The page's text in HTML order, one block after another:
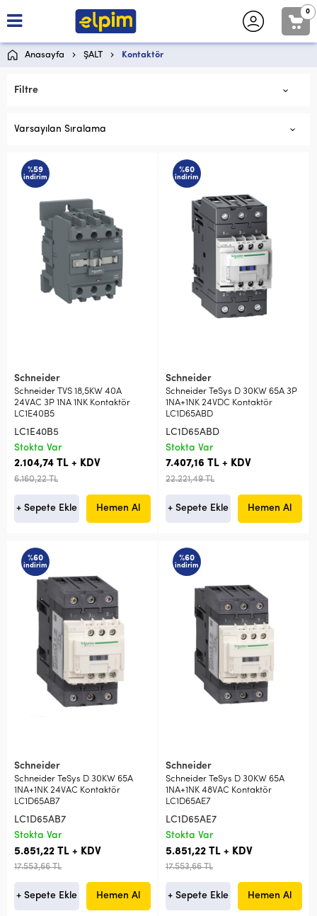
0
Anasayfa ŞALT Kontaktör
Filtre
Varsayılan Sıralama
%59
indirim
Schneider
Schneider TVS 18,5KW 40A
24VAC 3P 1NA 1NK Kontaktör
LC1E40B5
LC1E40B5
Stokta Var
2.104,74 TL + KDV
6.160,22 TL
+ Sepete Ekle Hemen Al
%60
indirim
Schneider
Schneider TeSys D 30KW 65A 3P
1NA+1NK 24VDC Kontaktör
LC1D65ABD
LC1D65ABD
Stokta Var
7.407,16 TL + KDV
22.221,49 TL
+ Sepete Ekle Hemen Al
%60
indirim
Schneider
Schneider TeSys D 30KW 65A
1NA+1NK 24VAC Kontaktör
LC1D65AB7
LC1D65AB7
Stokta Var
5.851,22 TL + KDV
17.553,66 TL
+ Sepete Ekle Hemen Al
%60
indirim
Schneider
Schneider TeSys D 30KW 65A
1NA+1NK 48VAC Kontaktör
LC1D65AE7
LC1D65AE7
Stokta Var
5.851,22 TL + KDV
17.553,66 TL
+ Sepete Ekle Hemen Al